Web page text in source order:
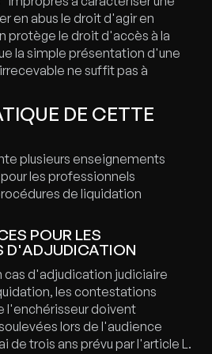
en abus le droit d'agir en
protège le droit d'accès à la
la simple présentation d'une
ne suffit pas à
DE CETTE
plusieurs enseignements
les professionnels
de liquidation
POUR LES
D'ADJUDICATION
d'adjudication judiciaire
les contestations
l'enchérisseur doivent
lors de l'audience
de trois ans prévu par l'article L.